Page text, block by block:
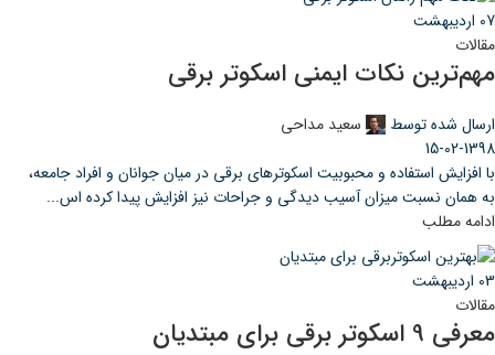
07 اردیبهشت
مقالات
مهم‌ترین نکات ایمنی اسکوتر برقی
ارسال شده توسط
سعید مداحی
15-02-1398
با افزایش استفاده و محبوبیت اسکوترهای برقی در میان جوانان و افراد جامعه،
به همان نسبت میزان آسیب دیدگی و جراحات نیز افزایش پیدا کرده اس...
ادامه مطلب
03 اردیبهشت
مقالات
معرفی 9 اسکوتر برقی برای مبتدیان